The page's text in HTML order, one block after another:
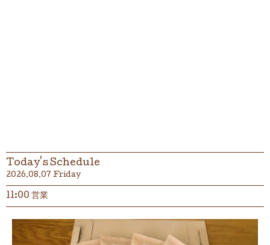
Today's Schedule
2026.08.07 Friday
11:00 営業